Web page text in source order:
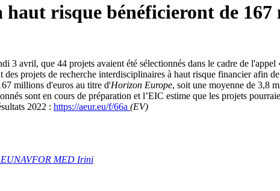
haut risque bénéficieront de
3 avril, que 44 projets avaient été sélectionnés dans le cadre de l'appel
des projets de recherche interdisciplinaires à haut risque financier afin
millions d'euros au titre d'Horizon Europe, soit une moyenne de 3,8
sont en cours de préparation et l’EIC estime que les projets
2022 : https://aeur.eu/f/66a (EV)
EUNAVFOR MED Irini